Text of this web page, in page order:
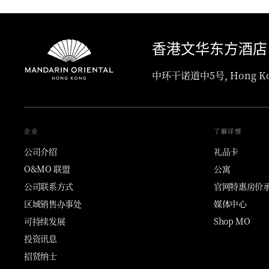
香港文华东方酒店
中环干诺道中5号, Hong
企业
公司介绍
O&MO 联盟
公司联系方式
区域销售办事处
可持续发展
投资讯息
招贤纳士
了解详情
礼品卡
公寓
官网特惠房价
媒体中心
Shop MO